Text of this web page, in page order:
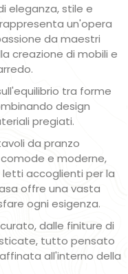
eleganza, stile e
un'opera
da maestri
creazione di mobili e
tra forme
design
pregiati.
da pranzo
e moderne,
accoglienti per la
offre una vasta
ogni esigenza.
dalle finiture di
tutto pensato
all'interno della